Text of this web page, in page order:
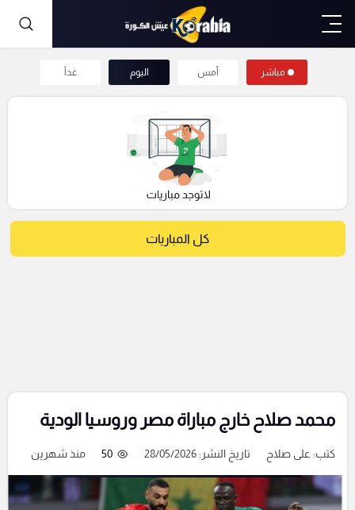
مباشر أمس اليوم غداً
كل المباريات
محمد صلاح خارج مباراة مصر وروسيا الودية
كتب: على صلاح تاريخ النشر: 28/05/2026 50 منذ شهرين